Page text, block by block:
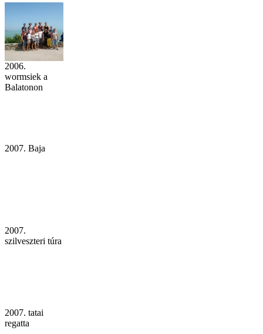
2006.
wormsiek a
Balatonon
2007. Baja
2007.
szilveszteri túra
2007. tatai
regatta